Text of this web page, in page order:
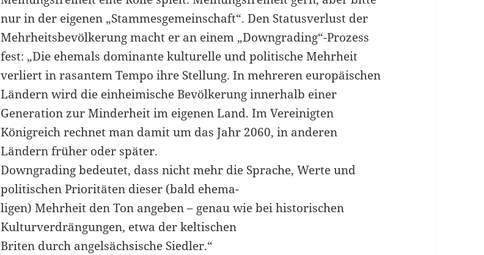
nur in der eigenen „Stammesgemeinschaft“. Den Statusverlust der
Mehrheitsbevölkerung macht er an einem „Downgrading“-Prozess
fest: „Die ehemals dominante kulturelle und politische Mehrheit
verliert in rasantem Tempo ihre Stellung. In mehreren europäischen
Ländern wird die einheimische Bevölkerung innerhalb einer
Generation zur Minderheit im eigenen Land. Im Vereinigten
Königreich rechnet man damit um das Jahr 2060, in anderen
Ländern früher oder später.
Downgrading bedeutet, dass nicht mehr die Sprache, Werte und
politischen Prioritäten dieser (bald ehema-
ligen) Mehrheit den Ton angeben – genau wie bei historischen
Kulturverdrängungen, etwa der keltischen
Briten durch angelsächsische Siedler.“